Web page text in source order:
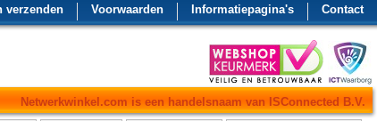
Contact
Informatiepagina's
Voorwaarden
verzenden
Netwerkwinkel.com is een handelsnaam van ISConnected B.V.